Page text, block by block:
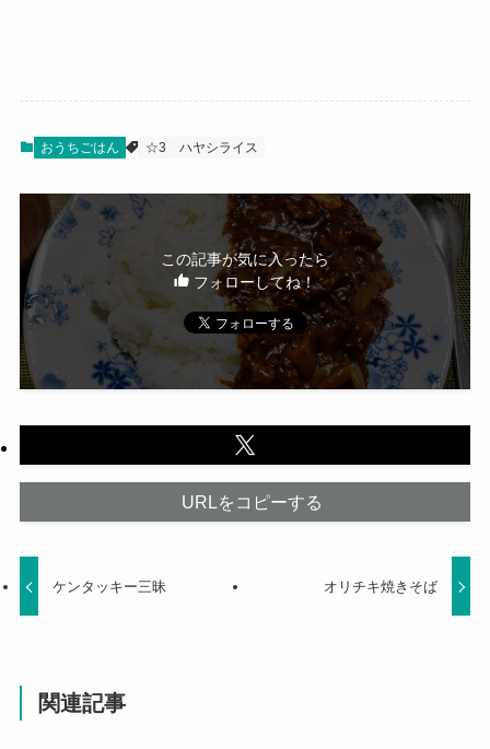
おうちごはん ☆3 ハヤシライス
この記事が気に入ったら
フォローしてね！
URLをコピーする
ケンタッキー三昧 オリチキ焼きそば
関連記事